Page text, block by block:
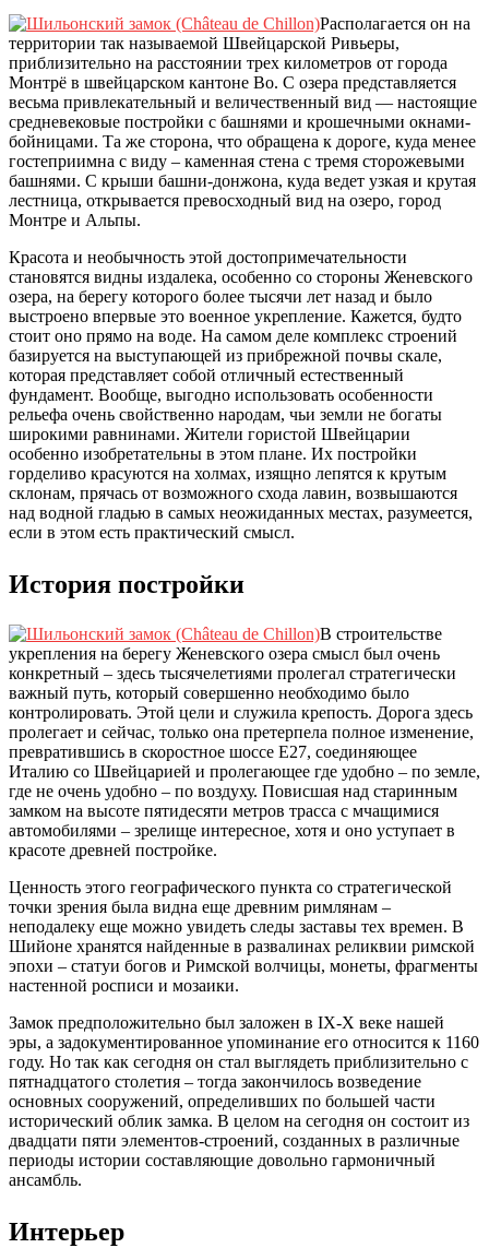
Располагается он на
территории так называемой Швейцарской Ривьеры,
приблизительно на расстоянии трех километров от города
Монтрё в швейцарском кантоне Во. С озера представляется
весьма привлекательный и величественный вид — настоящие
средневековые постройки с башнями и крошечными окнами-
бойницами. Та же сторона, что обращена к дороге, куда менее
гостеприимна с виду – каменная стена с тремя сторожевыми
башнями. С крыши башни-донжона, куда ведет узкая и крутая
лестница, открывается превосходный вид на озеро, город
Монтре и Альпы.
Красота и необычность этой достопримечательности
становятся видны издалека, особенно со стороны Женевского
озера, на берегу которого более тысячи лет назад и было
выстроено впервые это военное укрепление. Кажется, будто
стоит оно прямо на воде. На самом деле комплекс строений
базируется на выступающей из прибрежной почвы скале,
которая представляет собой отличный естественный
фундамент. Вообще, выгодно использовать особенности
рельефа очень свойственно народам, чьи земли не богаты
широкими равнинами. Жители гористой Швейцарии
особенно изобретательны в этом плане. Их постройки
горделиво красуются на холмах, изящно лепятся к крутым
склонам, прячась от возможного схода лавин, возвышаются
над водной гладью в самых неожиданных местах, разумеется,
если в этом есть практический смысл.
История постройки
В строительстве
укрепления на берегу Женевского озера смысл был очень
конкретный – здесь тысячелетиями пролегал стратегически
важный путь, который совершенно необходимо было
контролировать. Этой цели и служила крепость. Дорога здесь
пролегает и сейчас, только она претерпела полное изменение,
превратившись в скоростное шоссе Е27, соединяющее
Италию со Швейцарией и пролегающее где удобно – по земле,
где не очень удобно – по воздуху. Повисшая над старинным
замком на высоте пятидесяти метров трасса с мчащимися
автомобилями – зрелище интересное, хотя и оно уступает в
красоте древней постройке.
Ценность этого географического пункта со стратегической
точки зрения была видна еще древним римлянам –
неподалеку еще можно увидеть следы заставы тех времен. В
Шийоне хранятся найденные в развалинах реликвии римской
эпохи – статуи богов и Римской волчицы, монеты, фрагменты
настенной росписи и мозаики.
Замок предположительно был заложен в IХ-Х веке нашей
эры, а задокументированное упоминание его относится к 1160
году. Но так как сегодня он стал выглядеть приблизительно с
пятнадцатого столетия – тогда закончилось возведение
основных сооружений, определивших по большей части
исторический облик замка. В целом на сегодня он состоит из
двадцати пяти элементов-строений, созданных в различные
периоды истории составляющие довольно гармоничный
ансамбль.
Интерьер